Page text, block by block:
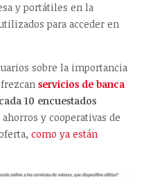
y portátiles en la
para acceder en
sobre la importancia
servicios de banca
10 encuestados
y cooperativas de
como ya están